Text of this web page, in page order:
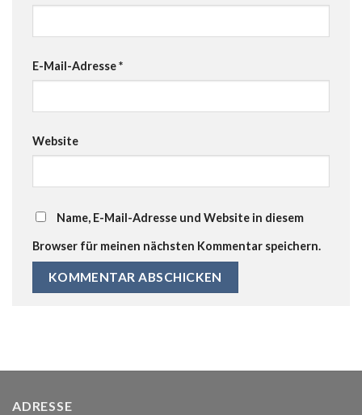
E-Mail-Adresse*
Website
Name, E-Mail-Adresse und Website in diesem
Browser für meinen nächsten Kommentar speichern.
ADRESSE